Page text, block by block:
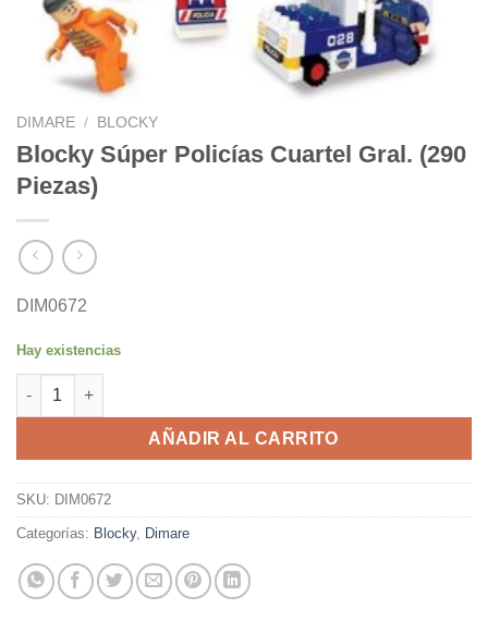
DIMARE / BLOCKY
Blocky Súper Policías Cuartel Gral. (290
Piezas)
DIM0672
Hay existencias
Blocky Súper Policías Cuartel Gral. (290 Piezas) cantidad
AÑADIR AL CARRITO
SKU: DIM0672
Categorías: Blocky, Dimare